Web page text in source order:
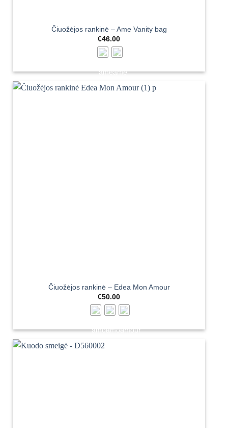
Čiuožėjos rankinė – Ame Vanity bag
€46.00
Čiuožėjos rankinė – Edea Mon Amour
€50.00